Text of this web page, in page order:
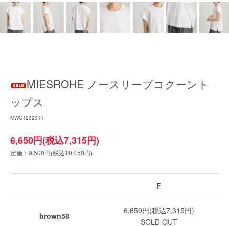
MIESROHE ノースリーブコクーント
ップス
MWCT262011
6,650円(税込7,315円)
定価： 9,500円(税込10,450円)
F
brown58
6,650円(税込7,315円)
SOLD OUT